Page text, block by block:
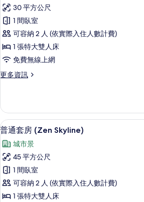
相
片
礙
的
詳
情
華
客
房
(City)
的
所
相
片
30 平方公尺
1 間臥室
可容納 2 人 (依實際入住人數計費)
1 張特大雙人床
免費無線上網
更多資訊
更
客
房
(City)
的
詳
情
顯
示
普
通
套
房
7
普通套房 (Zen Skyline)
城市景
45 平方公尺
1 間臥室
可容納 2 人 (依實際入住人數計費)
1 張特大雙人床